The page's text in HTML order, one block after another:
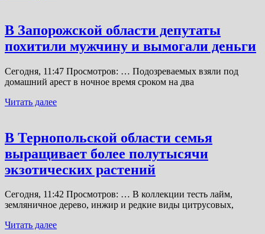
В Запорожской области депутаты
похитили мужчину и вымогали деньги
Сегодня, 11:47 Просмотров: … Подозреваемых взяли под
домашний арест в ночное время сроком на два
Читать далее
В Тернопольской области семья
выращивает более полутысячи
экзотических растений
Сегодня, 11:42 Просмотров: … В коллекции тесть лайм,
земляничное дерево, инжир и редкие виды цитрусовых,
Читать далее